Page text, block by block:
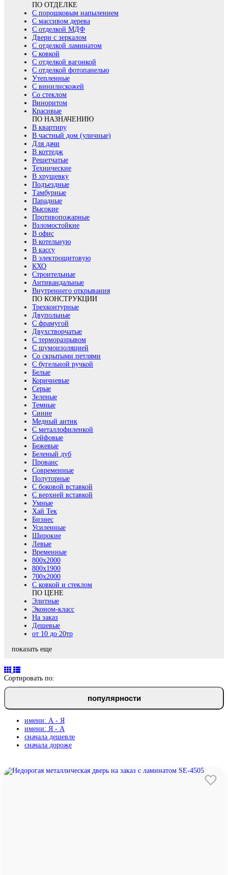
ПО ОТДЕЛКЕ
С порошковым напылением
С массивом дерева
С отделкой МДФ
Двери с зеркалом
С отделкой ламинатом
С ковкой
С отделкой вагонкой
С отделкой фотопанелью
Утепленные
С винилискожей
Со стеклом
Виноритом
Красивые
ПО НАЗНАЧЕНИЮ
В квартиру
В частный дом (уличные)
Для дачи
В коттедж
Решетчатые
Технические
В хрущевку
Подъездные
Тамбурные
Парадные
Высокие
Противопожарные
Взломостойкие
В офис
В котельную
В кассу
В электрощитовую
КХО
Строительные
Антивандальные
Внутреннего открывания
ПО КОНСТРУКЦИИ
Трехконтурные
Двупольные
С фрамугой
Двухстворчатые
С терморазрывом
С шумоизоляцией
Со скрытыми петлями
С бугельной ручкой
Белые
Коричневые
Серые
Зеленые
Темные
Синие
Медный антик
С металлофиленкой
Сейфовые
Бежевые
Беленый дуб
Прованс
Современные
Полуторные
С боковой вставкой
С верхней вставкой
Умные
Хай Тек
Бизнес
Усиленные
Широкие
Левые
Временные
800х2000
800x1900
700x2000
С ковкой и стеклом
ПО ЦЕНЕ
Элитные
Эконом-класс
На заказ
Дешевые
от 10 до 20тр
показать еще
Сортировать по:
популярности
имени: А - Я
имени: Я - А
сначала дешевле
сначала дороже